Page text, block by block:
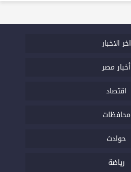
اخر الاخبار
أخبار مصر
اقتصاد
محافظات
حوادث
رياضة